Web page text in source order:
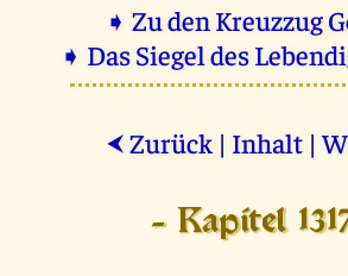
➧ Zu den Kreuzzug
➧ Das Siegel des
⮜ Zurück | Inhalt |
- Kapitel